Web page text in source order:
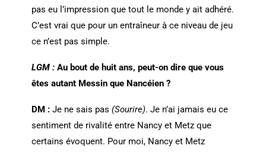
pas eu l’impression que tout le monde y ait adhéré.
C’est vrai que pour un entraîneur à ce niveau de jeu
ce n’est pas simple.
LGM : Au bout de huit ans, peut-on dire que vous
êtes autant Messin que Nancéien ?
DM :Je ne sais pas (Sourire). Je n’ai jamais eu ce
sentiment de rivalité entre Nancy et Metz que
certains évoquent. Pour moi, Nancy et Metz